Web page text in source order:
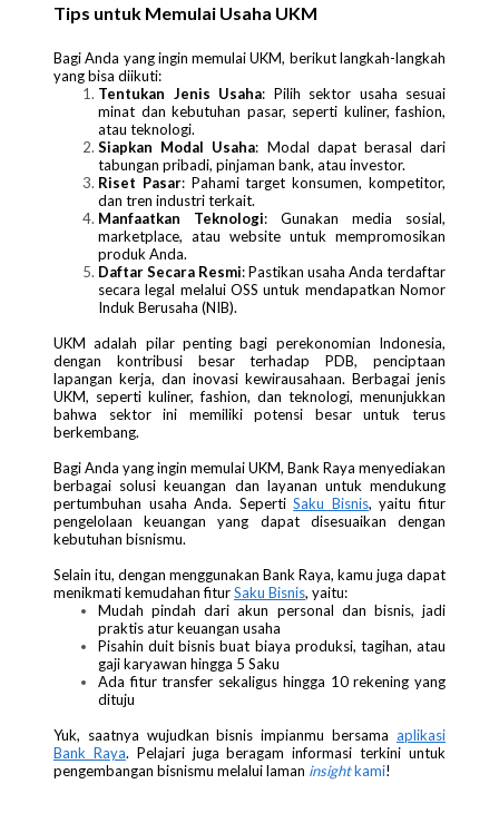
Tips untuk Memulai Usaha UKM
Bagi Anda yang ingin memulai UKM, berikut langkah-langkah
yang bisa diikuti:
Tentukan Jenis Usaha: Pilih sektor usaha sesuai
minat dan kebutuhan pasar, seperti kuliner, fashion,
atau teknologi.
Siapkan Modal Usaha: Modal dapat berasal dari
tabungan pribadi, pinjaman bank, atau investor.
Riset Pasar: Pahami target konsumen, kompetitor,
dan tren industri terkait.
Manfaatkan Teknologi: Gunakan media sosial,
marketplace, atau website untuk mempromosikan
produk Anda.
Daftar Secara Resmi: Pastikan usaha Anda terdaftar
secara legal melalui OSS untuk mendapatkan Nomor
Induk Berusaha (NIB).
UKM adalah pilar penting bagi perekonomian Indonesia,
dengan kontribusi besar terhadap PDB, penciptaan
lapangan kerja, dan inovasi kewirausahaan. Berbagai jenis
UKM, seperti kuliner, fashion, dan teknologi, menunjukkan
bahwa sektor ini memiliki potensi besar untuk terus
berkembang.
Bagi Anda yang ingin memulai UKM, Bank Raya menyediakan
berbagai solusi keuangan dan layanan untuk mendukung
pertumbuhan usaha Anda. SepertiSaku Bisnis, yaitu fitur
pengelolaan keuangan yang dapat disesuaikan dengan
kebutuhan bisnismu.
Selain itu, dengan menggunakan Bank Raya, kamu juga dapat
menikmati kemudahan fiturSaku Bisnis, yaitu:
Mudah pindah dari akun personal dan bisnis, jadi
praktis atur keuangan usaha
Pisahin duit bisnis buat biaya produksi, tagihan, atau
gaji karyawan hingga 5 Saku
Ada fitur transfer sekaligus hingga 10 rekening yang
dituju
Yuk, saatnya wujudkan bisnis impianmu bersama aplikasi
Bank Raya. Pelajari juga beragam informasi terkini untuk
pengembangan bisnismu melalui laman insightkami!